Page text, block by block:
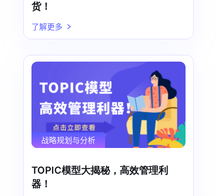
货！
了解更多
战略规划与分析
TOPIC模型大揭秘，高效管理利
器！